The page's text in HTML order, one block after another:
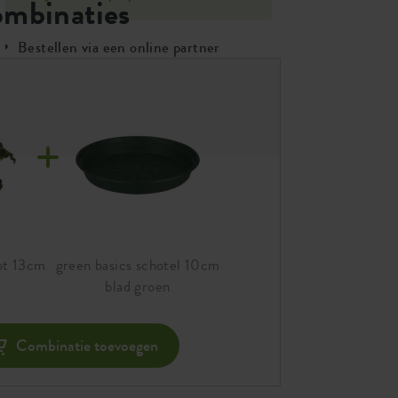
Bestellen via een online partner
13cm green basics schotel 10cm
blad groen
Combinatie toevoegen